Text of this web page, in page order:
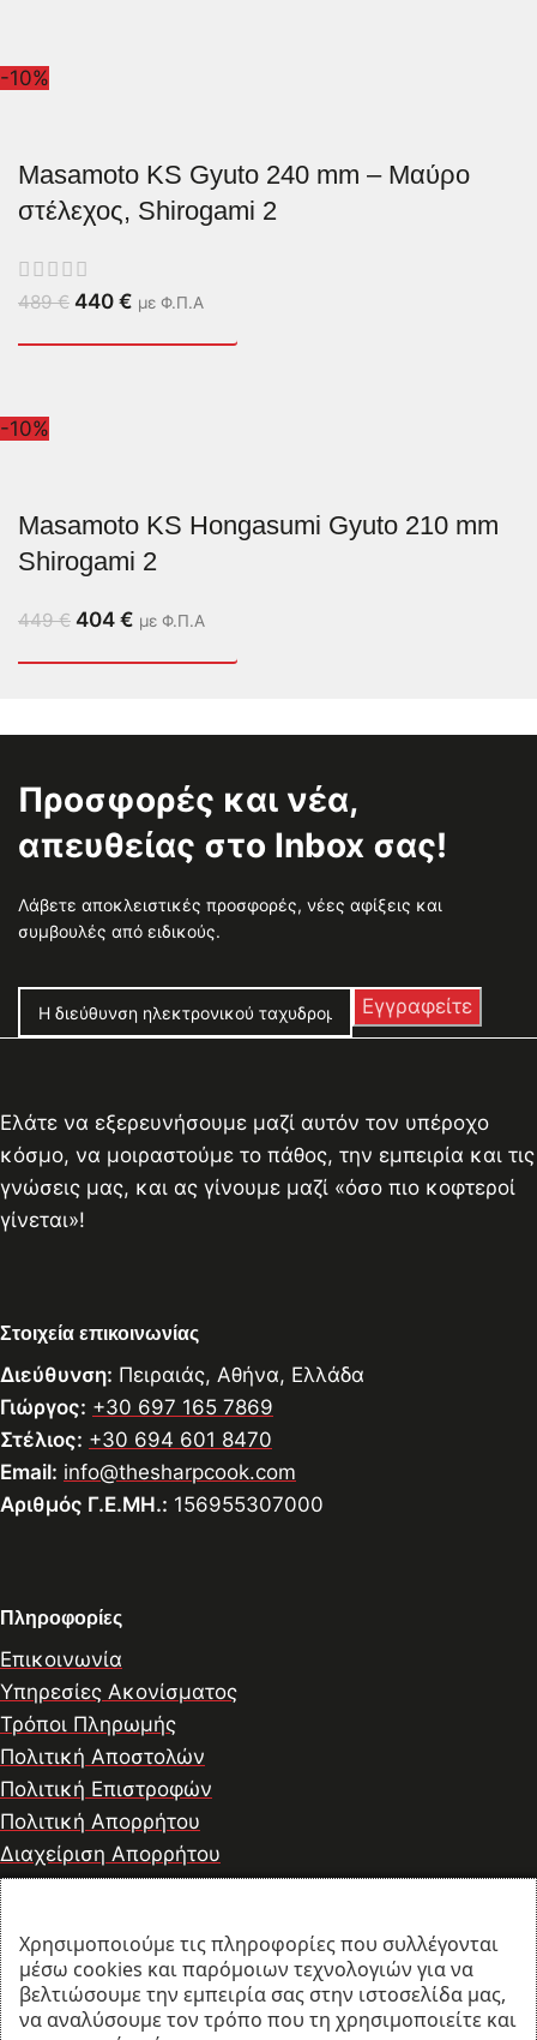
-10%
Masamoto KS Gyuto 240 mm – Μαύρο
στέλεχος, Shirogami 2
489€ 440 € με Φ.Π.Α
-10%
Masamoto KS Hongasumi Gyuto 210 mm
Shirogami 2
449€ 404 € με Φ.Π.Α
Προσφορές και νέα,
απευθείας στο Inbox σας!
Λάβετε αποκλειστικές προσφορές, νέες αφίξεις και
συμβουλές από ειδικούς.
Ελάτε να εξερευνήσουμε μαζί αυτόν τον υπέροχο
κόσμο, να μοιραστούμε το πάθος, την εμπειρία και τις
γνώσεις μας, και ας γίνουμε μαζί «όσο πιο κοφτεροί
γίνεται»!
Στοιχεία επικοινωνίας
Διεύθυνση: Πειραιάς, Αθήνα, Ελλάδα
Γιώργος: +30 697 165 7869
Στέλιος: +30 694 601 8470
Email: info@thesharpcook.com
Αριθμός Γ.Ε.ΜΗ.: 156955307000
Πληροφορίες
Επικοινωνία
Υπηρεσίες Ακονίσματος
Τρόποι Πληρωμής
Πολιτική Αποστολών
Πολιτική Επιστροφών
Πολιτική Απορρήτου
Διαχείριση Απορρήτου
© 2026 thesharpcook.com | Design & Hosting by
w3specialists.com
Χρησιμοποιούμε τις πληροφορίες που συλλέγονται
μέσω cookies και παρόμοιων τεχνολογιών για να
βελτιώσουμε την εμπειρία σας στην ιστοσελίδα μας,
να αναλύσουμε τον τρόπο που τη χρησιμοποιείτε και